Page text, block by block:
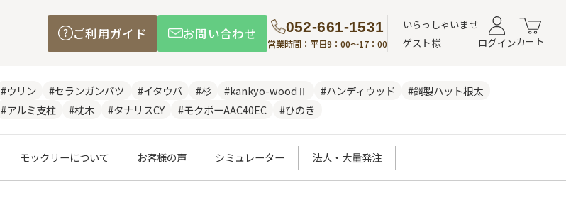
ご利用ガイド お問い合わせ 052-661-1531
営業時間：平日9：00～17：00
いらっしゃいませ
ゲスト様
ログインカート
#ウリン #セランガンバツ #イタウバ #杉 #kankyo-woodⅡ #ハンディウッド
#鋼製ハット根太
#アルミ支柱
#枕木 #タナリスCY #モクボーAAC40EC #ひのき
モックリーについて お客様の声 シミュレーター 法人・大量発注